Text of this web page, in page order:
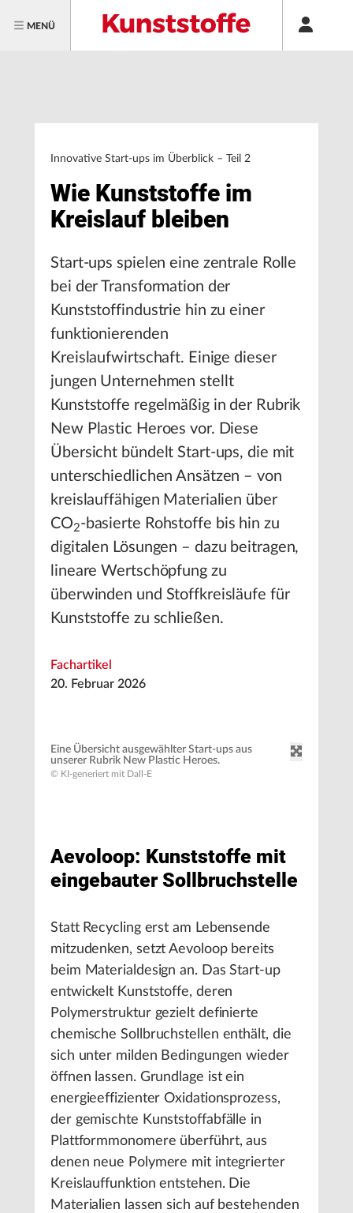
MENÜ
Innovative Start-ups im Überblick – Teil 2
Wie Kunststoffe im
Kreislauf bleiben
Start-ups spielen eine zentrale Rolle
bei der Transformation der
Kunststoffindustrie hin zu einer
funktionierenden
Kreislaufwirtschaft. Einige dieser
jungen Unternehmen stellt
Kunststoffe regelmäßig in der Rubrik
New Plastic Heroes vor. Diese
Übersicht bündelt Start-ups, die mit
unterschiedlichen Ansätzen – von
kreislauffähigen Materialien über
CO2-basierte Rohstoffe bis hin zu
digitalen Lösungen – dazu beitragen,
lineare Wertschöpfung zu
überwinden und Stoffkreisläufe für
Kunststoffe zu schließen.
Fachartikel
20. Februar 2026
Eine Übersicht ausgewählter Start-ups aus
unserer Rubrik New Plastic Heroes.
© KI-generiert mit Dall-E
Aevoloop: Kunststoffe mit
eingebauter Sollbruchstelle
Statt Recycling erst am Lebensende
mitzudenken, setzt Aevoloop bereits
beim Materialdesign an. Das Start-up
entwickelt Kunststoffe, deren
Polymerstruktur gezielt definierte
chemische Sollbruchstellen enthält, die
sich unter milden Bedingungen wieder
öffnen lassen. Grundlage ist ein
energieeffizienter Oxidationsprozess,
der gemischte Kunststoffabfälle in
Plattformmonomere überführt, aus
denen neue Polymere mit integrierter
Kreislauffunktion entstehen. Die
Materialien lassen sich auf bestehenden